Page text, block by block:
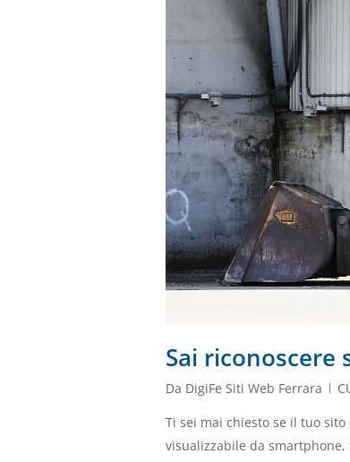
Sai riconoscere
Da DigiFe Siti Web Ferrara
Ti sei mai chiesto se il tuo
visualizzabile da